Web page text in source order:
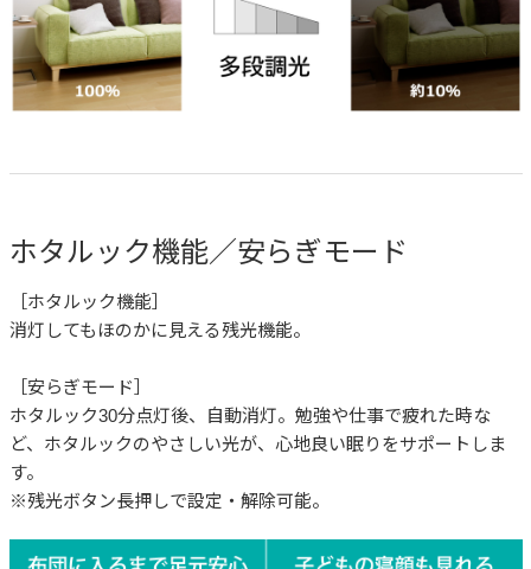
ホタルック機能／安らぎモード
［ホタルック機能］
消灯してもほのかに見える残光機能。
［安らぎモード］
ホタルック30分点灯後、自動消灯。勉強や仕事で疲れた時な
ど、ホタルックのやさしい光が、心地良い眠りをサポートしま
す。
※残光ボタン長押しで設定・解除可能。